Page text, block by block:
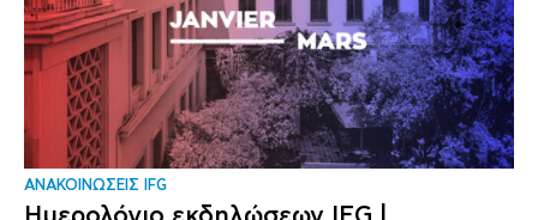
ΑΝΑΚΟΙΝΩΣΕΙΣ IFG